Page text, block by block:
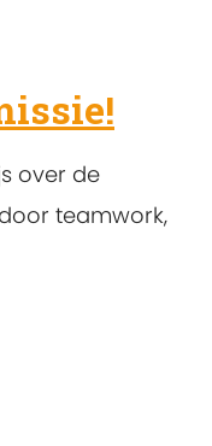
over de
teamwork,